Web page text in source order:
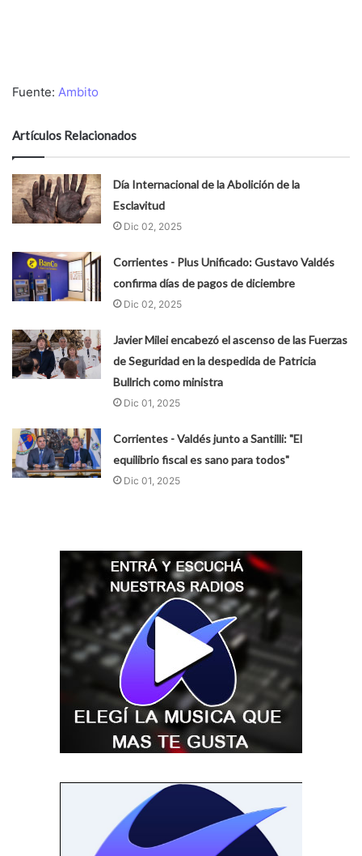
Fuente: Ambito
Artículos Relacionados
Día Internacional de la Abolición de la
Esclavitud
Dic 02, 2025
Corrientes - Plus Unificado: Gustavo Valdés
confirma días de pagos de diciembre
Dic 02, 2025
Javier Milei encabezó el ascenso de las Fuerzas
de Seguridad en la despedida de Patricia
Bullrich como ministra
Dic 01, 2025
Corrientes - Valdés junto a Santilli: "El
equilibrio fiscal es sano para todos"
Dic 01, 2025